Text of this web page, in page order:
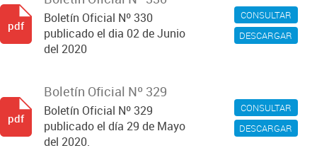
CONSULTAR
DESCARGAR
Boletín Oficial Nº 330
publicado el dia 02 de Junio
del 2020
pdf
CONSULTAR
DESCARGAR
Boletín Oficial Nº 329
Boletín Oficial Nº 329
publicado el día 29 de Mayo
del 2020.
pdf